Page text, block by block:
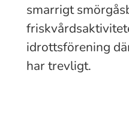
smarrigt
idrottsförening
har trevligt.